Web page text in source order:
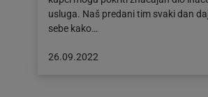
usluga. Naš predani tim svaki dan
sebe kako…
Objava
26.09.2022